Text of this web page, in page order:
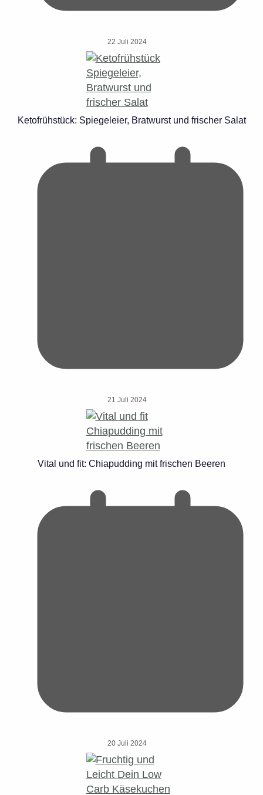
22 Juli 2024
Ketofrühstück: Spiegeleier, Bratwurst und frischer Salat
21 Juli 2024
Vital und fit: Chiapudding mit frischen Beeren
20 Juli 2024